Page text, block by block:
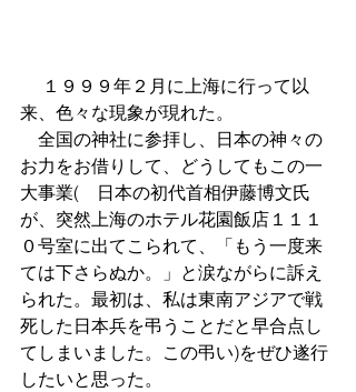
１９９９年２月に上海に行って以
来、色々な現象が現れた。
全国の神社に参拝し、日本の神々の
お力をお借りして、どうしてもこの一
大事業(　日本の初代首相伊藤博文氏
が、突然上海のホテル花園飯店１１１
０号室に出てこられて、「もう一度来
ては下さらぬか。」と涙ながらに訴え
られた。最初は、私は東南アジアで戦
死した日本兵を弔うことだと早合点し
てしまいました。この弔い)をぜひ遂行
したいと思った。